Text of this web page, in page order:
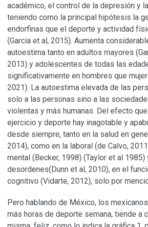
académico, el control de la depresión y
teniendo como la principal hipótesis la
endorfinas que el deporte y actividad
(Garcia et al, 2015). Aumenta
autoestima tanto en adultos mayores
2013) y adolescentes de todas las
significativamente en hombres que
2021). La autoestima elevada de las
solo a las personas sino a las
violentas y más humanas. Del efecto
ejercicio y deporte hay inagotable y
desde siempre, tanto en la salud en
2014), como en la laboral (de Calvo,
mental (Becker, 1998) (Taylor et al 1985)
desordenes(Dunn et al, 2010), en el
cognitivo (Vidarte, 2012), solo por
Pero hablando de México, los
más horas de deporte semana, tiende a